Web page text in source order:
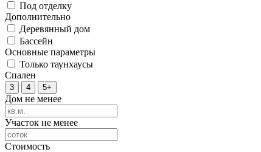
Под отделку
Дополнительно
Деревянный дом
Бассейн
Основные параметры
Только таунхаусы
Спален
3 4 5+
Дом не менее
Участок не менее
Стоимость